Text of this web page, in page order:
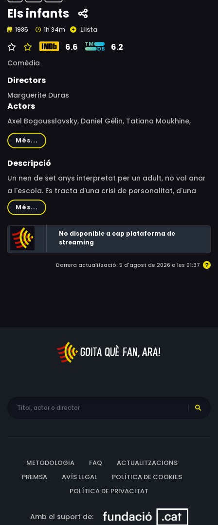
Els infants
1985 1h 34m Llista
6.6 6.2
Comèdia
Directors
Marguerite Duras
Actors
Axel Bogousslavsky, Daniel Gélin, Tatiana Moukhine,
Martine Chevallier, André Dussollier, Pierre Arditi
Més...
Descripció
Un nen de set anys interpretat per un adult, no vol anar
a l'escola. Es tracta d'una crisi de personalitat, d'una
protesta contra la societat, d'un verí nihilista?
Més...
No disponible a cap plataforma de
streaming
Darrera actualització: 5 d'agost de 2026 a les 01:37
METODOLOGIA FAQ
ACTUALITZACIONS
PREMSA
AVÍS LEGAL
POLÍTICA DE COOKIES
POLÍTICA DE PRIVACITAT
Amb el suport de: